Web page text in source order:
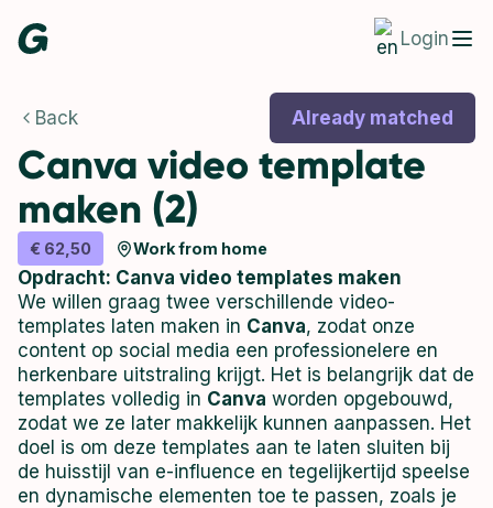
Login
Back Already matched
Canva video template
maken (2)
€ 62,50 Work from home
Opdracht: Canva video templates maken
We willen graag twee verschillende video-
templates laten maken in Canva, zodat onze
content op social media een professionelere en
herkenbare uitstraling krijgt. Het is belangrijk dat de
templates volledig in Canva worden opgebouwd,
zodat we ze later makkelijk kunnen aanpassen. Het
doel is om deze templates aan te laten sluiten bij
de huisstijl van e-influence en tegelijkertijd speelse
en dynamische elementen toe te passen, zoals je